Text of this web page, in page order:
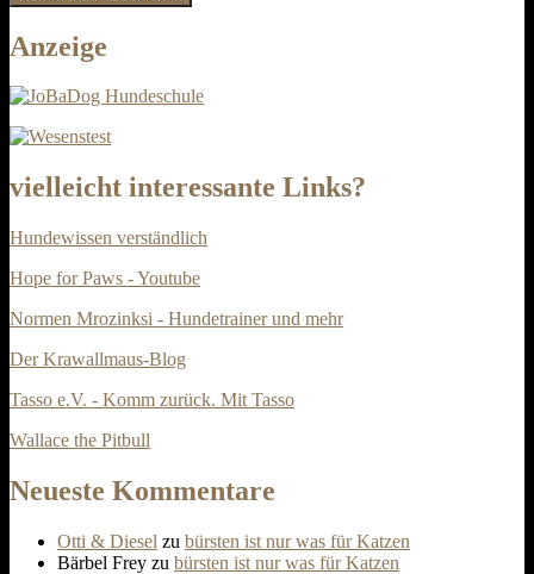
Anzeige
vielleicht interessante Links?
Hundewissen verständlich
Hope for Paws - Youtube
Normen Mrozinksi - Hundetrainer und mehr
Der Krawallmaus-Blog
Tasso e.V. - Komm zurück. Mit Tasso
Wallace the Pitbull
Neueste Kommentare
Otti & Diesel zu bürsten ist nur was für Katzen
Bärbel Frey zu bürsten ist nur was für Katzen